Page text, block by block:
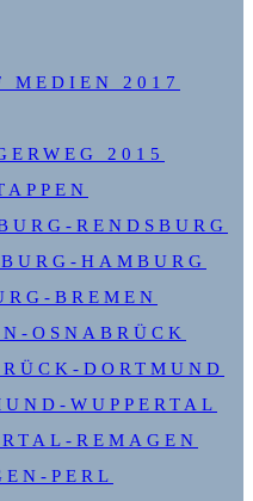
MEDIEN 2017
2015
RENDSBURG
HAMBURG
BREMEN
OSNABRÜCK
DORTMUND
WUPPERTAL
REMAGEN
PERL